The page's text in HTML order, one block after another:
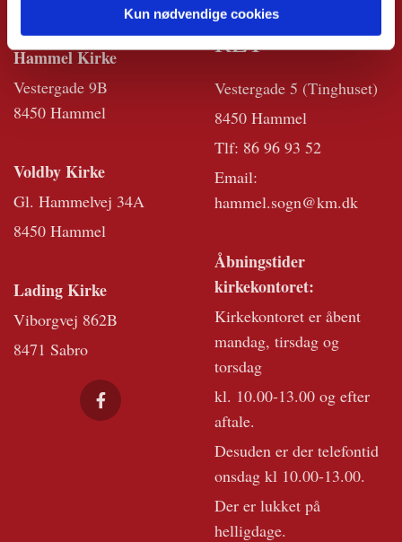
Kun nødvendige cookies
KIRKERNE
Hammel Kirke
Vestergade 9B
8450 Hammel
Voldby Kirke
Gl. Hammelvej 34A
8450 Hammel
Lading Kirke
Viborgvej 862B
8471 Sabro
KIRKEKONTO
RET
Vestergade 5 (Tinghuset)
8450 Hammel
Tlf: 86 96 93 52
Email:
hammel.sogn@km.dk
Åbningstider
kirkekontoret:
Kirkekontoret er åbent
mandag, tirsdag og
torsdag
kl. 10.00-13.00 og efter
aftale.
Desuden er der telefontid
onsdag kl 10.00-13.00.
Der er lukket på
helligdage.